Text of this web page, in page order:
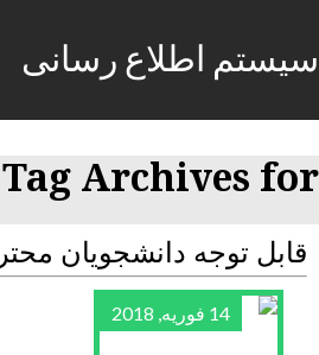
سیستم اطلاع رسانی
Tag Archives for حذف
قابل توجه دانشجویان محترم /
14 فوریه, 2018